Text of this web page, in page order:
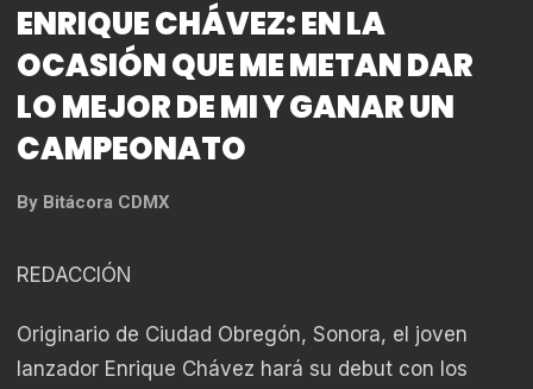
ENRIQUE CHÁVEZ: EN LA
OCASIÓN QUE ME METAN DAR
LO MEJOR DE MI Y GANAR UN
CAMPEONATO
By Bitácora CDMX
REDACCIÓN
Originario de Ciudad Obregón, Sonora, el joven
lanzador Enrique Chávez hará su debut con los